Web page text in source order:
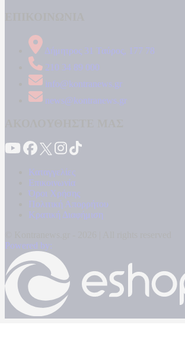
Δήμητρος 31 Ταύρος, 177 78
210 34 89 000
info@kontranews.gr
news@kontranews.gr
Καταγγελίες
Επικοινωνία
Όροι Χρήσης
Πολιτική Απορρήτου
Κρατική Διαφήμιση
Powered by: